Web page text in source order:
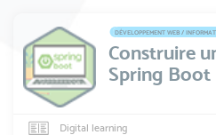
DÉVELOPPEMENT WEB /
Construire
Spring Boot
Digital learning